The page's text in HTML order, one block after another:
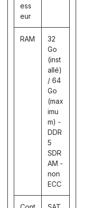
ess
eur
RAM
32
Go
(inst
allé)
/ 64
Go
(max
imu
m) -
DDR
5
SDR
AM -
non
ECC